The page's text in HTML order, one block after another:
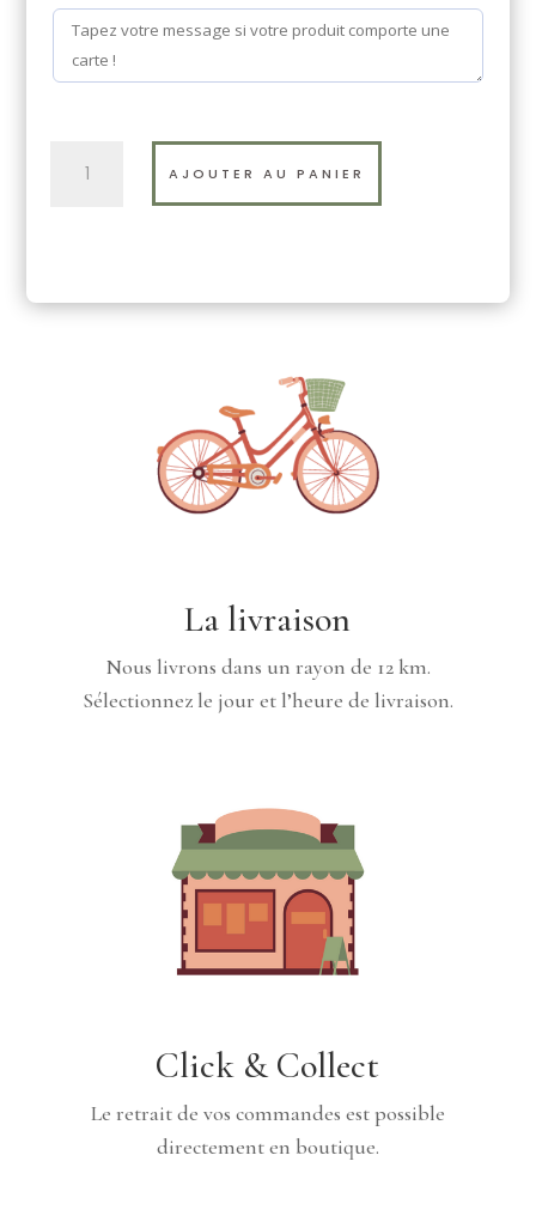
AJOUTER AU PANIER
La livraison
Nous livrons dans un rayon de 12 km.
Sélectionnez le jour et l’heure de livraison.
Click & Collect
Le retrait de vos commandes est possible
directement en boutique.